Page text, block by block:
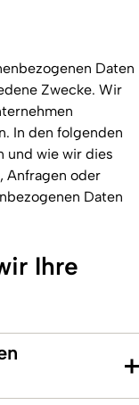
Daten
Zwecke. Wir
In den folgenden
und wie wir dies
Anfragen oder
Daten
Ihre